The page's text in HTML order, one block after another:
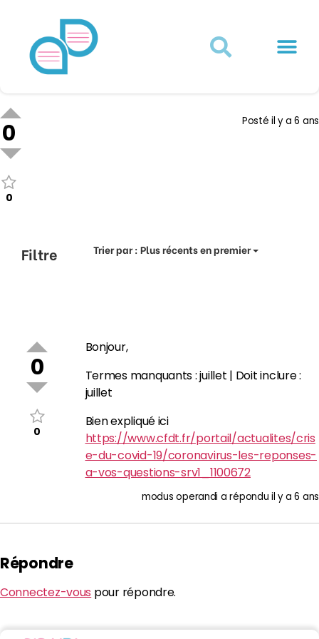
0
0
Postéil y a 6 ans
Filtre Trier par :Plus récents en premier
0
0
Bonjour,
Termes manquants : juillet | Doit inclure :
juillet
Bien expliqué ici
https://www.cfdt.fr/portail/actualites/cris
e-du-covid-19/coronavirus-les-reponses-
a-vos-questions-srv1_1100672
modus operandi a réponduil y a 6 ans
Répondre
Connectez-vous pour répondre.